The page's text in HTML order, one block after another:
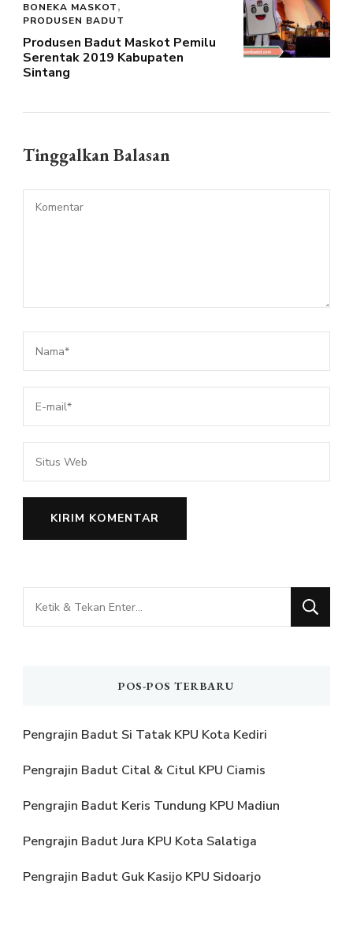
BONEKA MASKOT
PRODUSEN BADUT
Produsen Badut Maskot Pemilu
Serentak 2019 Kabupaten
Sintang
Tinggalkan Balasan
Mencari
Sesuatu?
POS-POS TERBARU
Pengrajin Badut Si Tatak KPU Kota Kediri
Pengrajin Badut Cital & Citul KPU Ciamis
Pengrajin Badut Keris Tundung KPU Madiun
Pengrajin Badut Jura KPU Kota Salatiga
Pengrajin Badut Guk Kasijo KPU Sidoarjo